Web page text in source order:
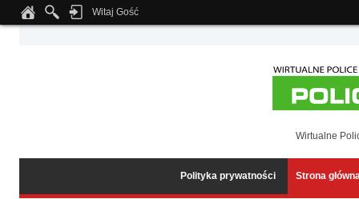
Notice: Undefined index: tapatalk_body_hook in
Witaj Gość
Wirtualne
Polityka prywatności Strona